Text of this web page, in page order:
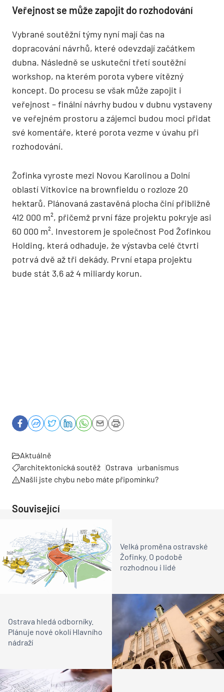
Veřejnost se může zapojit do rozhodování
Vybrané soutěžní týmy nyní mají čas na
dopracování návrhů, které odevzdají začátkem
dubna. Následně se uskuteční třetí soutěžní
workshop, na kterém porota vybere vítězný
koncept. Do procesu se však může zapojit i
veřejnost – finální návrhy budou v dubnu vystaveny
ve veřejném prostoru a zájemci budou moci přidat
své komentáře, které porota vezme v úvahu při
rozhodování.
Žofinka vyroste mezi Novou Karolinou a Dolní
oblastí Vítkovice na brownfieldu o rozloze 20
hektarů. Plánovaná zastavěná plocha činí přibližně
412 000 m², přičemž první fáze projektu pokryje asi
60 000 m². Investorem je společnost Pod Žofinkou
Holding, která odhaduje, že výstavba celé čtvrti
potrvá dvě až tři dekády. První etapa projektu
bude stát 3,6 až 4 miliardy korun.
Aktuálně
architektonická soutěž Ostrava
urbanismus
Našli jste chybu nebo máte připomínku?
Související
Velká proměna ostravské
Žofinky. O podobě
rozhodnou i lidé
Ostrava hledá odborníky.
Plánuje nové okolí Hlavního
nádraží